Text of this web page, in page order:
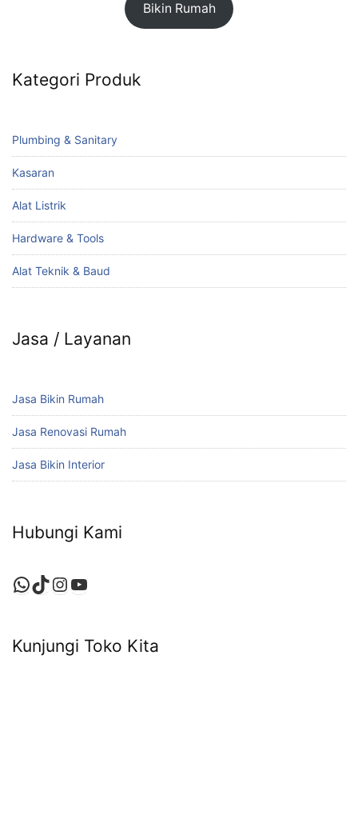
Bikin Rumah
Kategori Produk
Plumbing & Sanitary
Kasaran
Alat Listrik
Hardware & Tools
Alat Teknik & Baud
Jasa / Layanan
Jasa Bikin Rumah
Jasa Renovasi Rumah
Jasa Bikin Interior
Hubungi Kami
WhatsApp
TikTok
Instagram
YouTube
Kunjungi Toko Kita